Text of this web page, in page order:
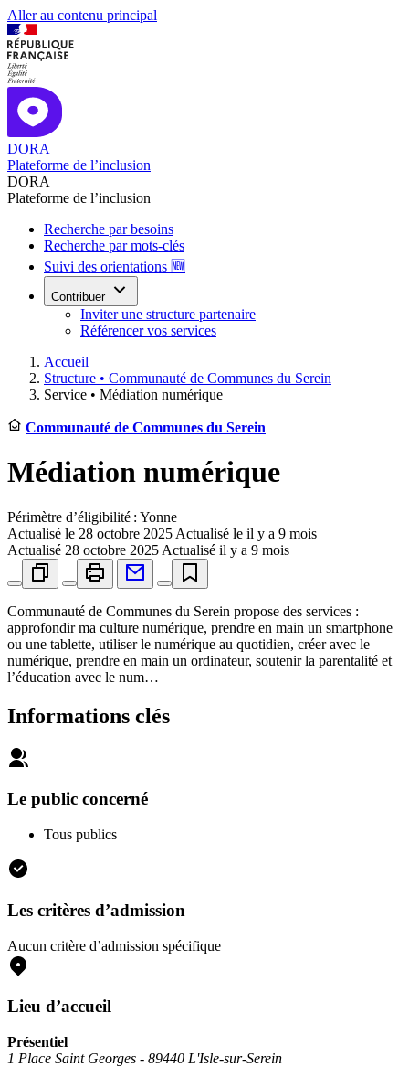
Aller au contenu principal
DORA
Plateforme de l’inclusion
DORA
Plateforme de l’inclusion
Recherche par besoins
Recherche par mots-clés
Suivi des orientations 🆕
Contribuer
Inviter une structure partenaire
Référencer vos services
Accueil
Structure • Communauté de Communes du Serein
Service • Médiation numérique
Communauté de Communes du Serein
Médiation numérique
Périmètre d’éligibilité : Yonne
Actualisé le 28 octobre 2025 Actualisé le il y a 9 mois
Actualisé 28 octobre 2025 Actualisé il y a 9 mois
Communauté de Communes du Serein propose des services :
approfondir ma culture numérique, prendre en main un smartphone
ou une tablette, utiliser le numérique au quotidien, créer avec le
numérique, prendre en main un ordinateur, soutenir la parentalité et
l’éducation avec le num…
Informations clés
Le public concerné
Tous publics
Les critères d’admission
Aucun critère d’admission spécifique
Lieu d’accueil
Présentiel
1 Place Saint Georges - 89440 L'Isle-sur-Serein